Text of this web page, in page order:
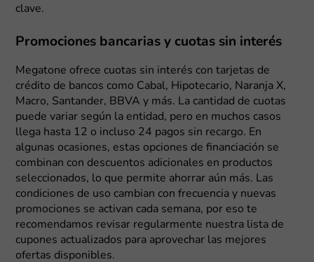
clave.
Promociones bancarias y cuotas sin interés
Megatone ofrece cuotas sin interés con tarjetas de
crédito de bancos como Cabal, Hipotecario, Naranja X,
Macro, Santander, BBVA y más. La cantidad de cuotas
puede variar según la entidad, pero en muchos casos
llega hasta 12 o incluso 24 pagos sin recargo. En
algunas ocasiones, estas opciones de financiación se
combinan con descuentos adicionales en productos
seleccionados, lo que permite ahorrar aún más. Las
condiciones de uso cambian con frecuencia y nuevas
promociones se activan cada semana, por eso te
recomendamos revisar regularmente nuestra lista de
cupones actualizados para aprovechar las mejores
ofertas disponibles.